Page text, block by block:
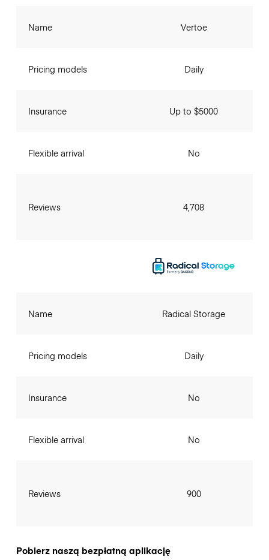
Name
Pricing models
Insurance
Flexible arrival
Reviews
Vertoe
Daily
Up to $5000
No
4,708
Name
Pricing models
Insurance
Flexible arrival
Reviews
Radical Storage
Daily
No
No
900
Pobierz naszą bezpłatną aplikację